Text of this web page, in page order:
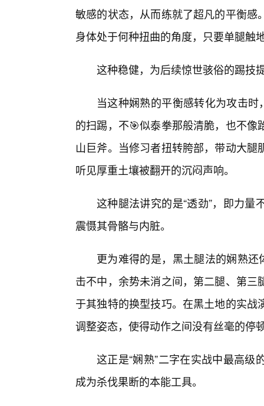
敏感的状态，从而练就了超凡的平衡
身体处于何种扭曲的角度，只要单腿触
这种稳健，为后续惊世骇俗的踢技
当这种娴熟的平衡感转化为攻击
的扫踢，不🎯似泰拳那般清脆，也不
山巨斧。当修习者扭转胯部，带动大
听见厚重土壤被翻开的沉闷声响。
这种腿法讲究的是“透劲”，即力
震慑其骨骼与内脏。
更为难得的是，黑土腿法的娴熟还
击不中，余势未消之间，第二腿、第
于其独特的换型技巧。在黑土地的实
调整姿态，使得动作之间没有丝毫的停
这正是“娴熟”二字在实战中最高
成为杀伐果断的本能工具。